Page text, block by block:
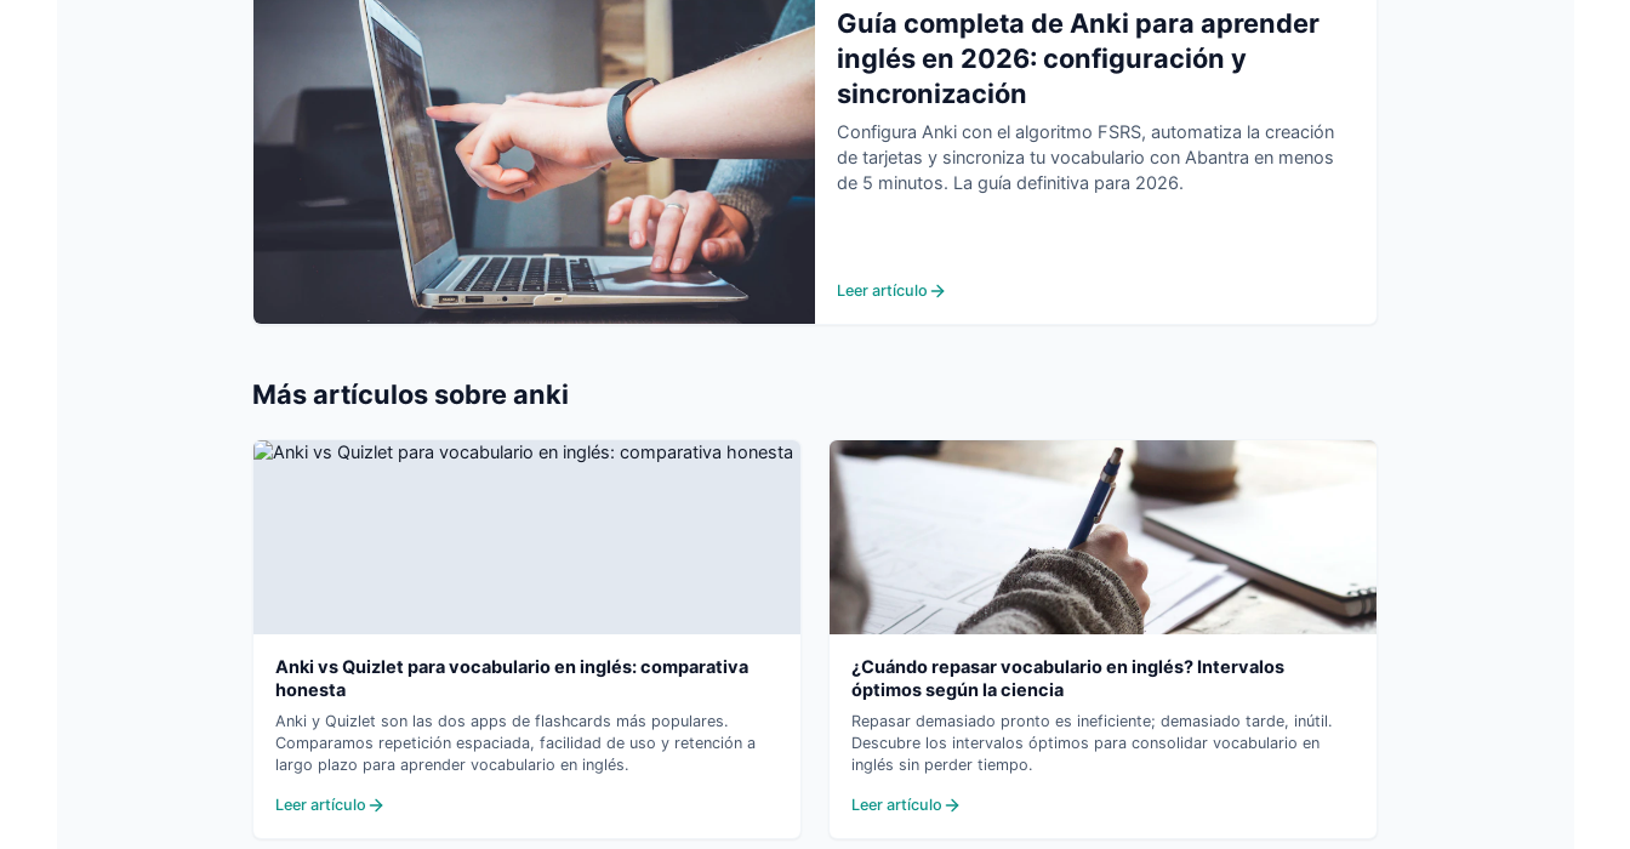
Guía completa de Anki para aprender
inglés en 2026: configuración y
sincronización
Configura Anki con el algoritmo FSRS, automatiza la creación
de tarjetas y sincroniza tu vocabulario con Abantra en menos
de 5 minutos. La guía definitiva para 2026.
Leer artículo
Más artículos sobreanki
Anki vs Quizlet para vocabulario en inglés: comparativa
honesta
Anki y Quizlet son las dos apps de flashcards más populares.
Comparamos repetición espaciada, facilidad de uso y retención a
largo plazo para aprender vocabulario en inglés.
Leer artículo
¿Cuándo repasar vocabulario en inglés? Intervalos
óptimos según la ciencia
Repasar demasiado pronto es ineficiente; demasiado tarde, inútil.
Descubre los intervalos óptimos para consolidar vocabulario en
inglés sin perder tiempo.
Leer artículo